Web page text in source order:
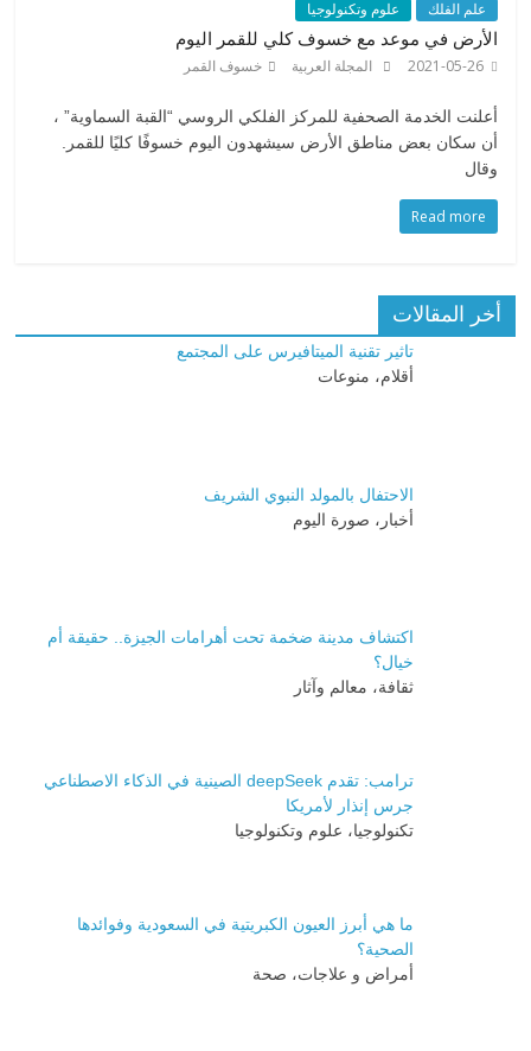
علم الفلك علوم وتكنولوجيا
الأرض في موعد مع خسوف كلي للقمر اليوم
2021-05-26
المجلة العربية خسوف القمر
أعلنت الخدمة الصحفية للمركز الفلكي الروسي “القبة السماوية” ،
أن سكان بعض مناطق الأرض سيشهدون اليوم خسوفًا كليًا للقمر.
وقال
Read more
أخر المقالات
تاثير تقنية الميتافيرس على المجتمع
أقلام، منوعات
الاحتفال بالمولد النبوي الشريف
أخبار، صورة اليوم
اكتشاف مدينة ضخمة تحت أهرامات الجيزة.. حقيقة أم
خيال؟
ثقافة، معالم وآثار
ترامب: تقدم deepSeek الصينية في الذكاء الاصطناعي
جرس إنذار لأمريكا
تكنولوجيا، علوم وتكنولوجيا
ما هي أبرز العيون الكبريتية في السعودية وفوائدها
الصحية؟
أمراض و علاجات، صحة